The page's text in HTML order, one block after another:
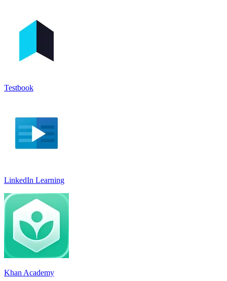
Testbook
LinkedIn Learnin‪g
Khan Academy